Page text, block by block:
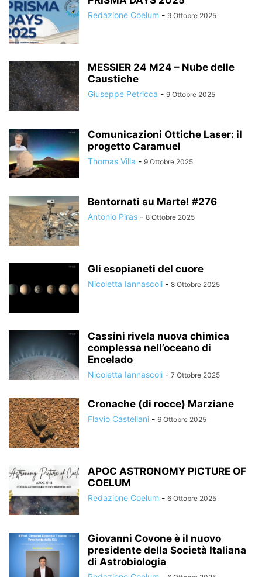
Redazione Coelum - 9 Ottobre 2025
MESSIER 24 M24 – Nube delle
Caustiche
Giuseppe Petricca - 9 Ottobre 2025
Comunicazioni Ottiche Laser: il
progetto Caramuel
Thomas Villa - 9 Ottobre 2025
Bentornati su Marte! #276
Antonio Piras - 8 Ottobre 2025
Gli esopianeti del cuore
Nicoletta Iannascoli - 8 Ottobre 2025
Cassini rivela nuova chimica
complessa nell’oceano di
Encelado
Nicoletta Iannascoli - 7 Ottobre 2025
Cronache (di rocce) Marziane
Flavio Castellani - 6 Ottobre 2025
APOC ASTRONOMY PICTURE OF
COELUM
Redazione Coelum - 6 Ottobre 2025
Giovanni Covone è il nuovo
presidente della Società Italiana
di Astrobiologia